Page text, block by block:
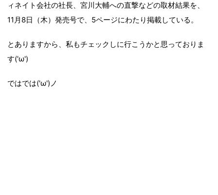
ィネイト会社の社長、宮川大輔への直撃などの取材結果を、
11月8日（木）発売号で、5ページにわたり掲載している。
とありますから、私もチェックしに行こうかと思っておりま
す('ω')
ではでは('ω')ノ